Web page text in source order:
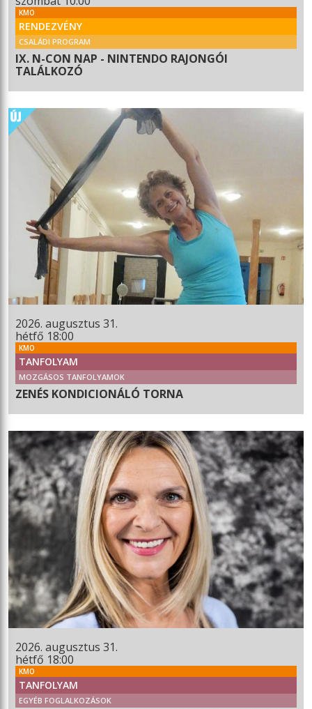
KMO
RENDEZVÉNY
CSALÁDI PROGRAM
IX. N-CON NAP - NINTENDO RAJONGÓI
TALÁLKOZÓ
2026. augusztus 31.
hétfő 18:00
KMO
TANFOLYAM
MOZGÁSOS TANFOLYAMOK
ZENÉS KONDICIONÁLÓ TORNA
2026. augusztus 31.
hétfő 18:00
KMO
TANFOLYAM
EGYÉB FOGLALKOZÁSOK